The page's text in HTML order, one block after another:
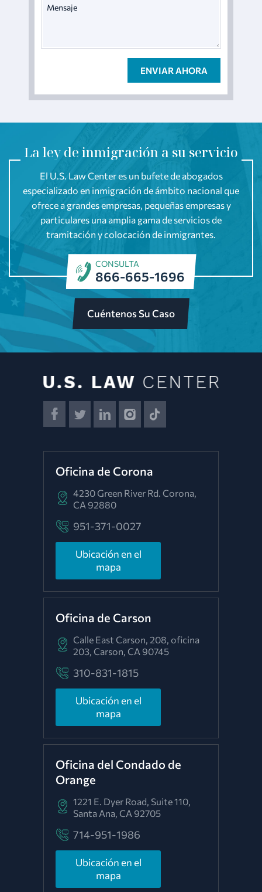
La ley de inmigración a su servicio
El U.S. Law Center es un bufete de abogados
especializado en inmigración de ámbito nacional que
ofrece a grandes empresas, pequeñas empresas y
particulares una amplia gama de servicios de
tramitación y colocación de inmigrantes.
CONSULTA
866-665-1696
Cuéntenos Su Caso
Oficina de Corona
4230 Green River Rd. Corona,
CA 92880
951-371-0027
Ubicación en el
mapa
Oficina de Carson
Calle East Carson, 208, oficina
203, Carson, CA 90745
310-831-1815
Ubicación en el
mapa
Oficina del Condado de
Orange
1221 E. Dyer Road, Suite 110,
Santa Ana, CA 92705
714-951-1986
Ubicación en el
mapa